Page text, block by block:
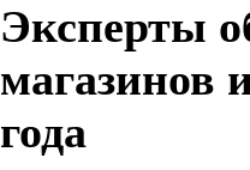
Эксперты
магазинов
года